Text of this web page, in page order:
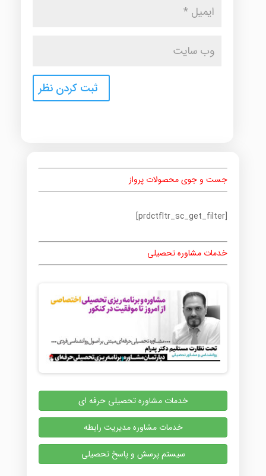
جست و جوی محصولات پرواز
[prdctfltr_sc_get_filter]
خدمات مشاوره تحصیلی
خدمات مشاوره تحصیلی حرفه ای
خدمات مشاوره مدیریت رابطه
سیستم پرسش و پاسخ تحصیلی